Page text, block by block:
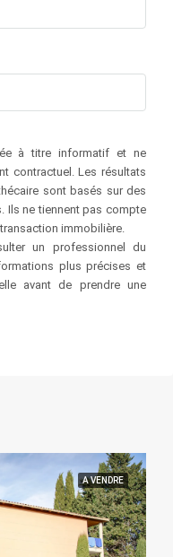
à titre informatif et ne
contractuel. Les résultats
sont basés sur des
Ils ne tiennent pas compte
immobilière.
un professionnel du
plus précises et
avant de prendre une
A VENDRE